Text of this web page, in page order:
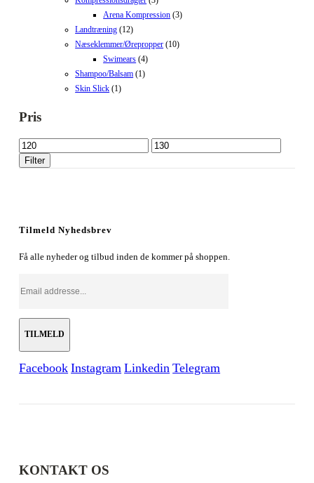
Arena Kompression (3)
Landtræning (12)
Næseklemmer/Ørepropper (10)
Swimears (4)
Shampoo/Balsam (1)
Skin Slick (1)
Pris
Mindste
pris
Højeste
pris
Filter
Tilmeld Nyhedsbrev
Få alle nyheder og tilbud inden de kommer på shoppen.
Facebook Instagram Linkedin Telegram
KONTAKT OS